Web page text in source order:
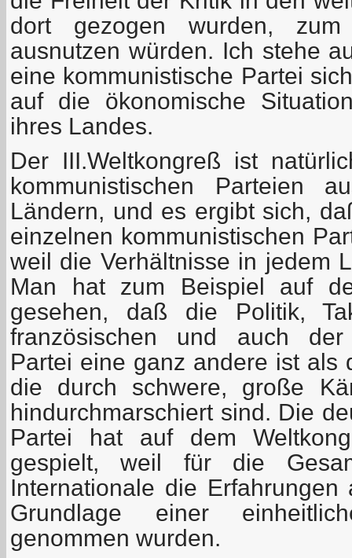
dort gezogen wurden,
ausnutzen würden. Ich stehe
eine kommunistische Partei
auf die ökonomische
ihres Landes.
Der III.Weltkongreß ist
kommunistischen Parteien
Ländern, und es ergibt sich,
einzelnen kommunistischen
weil die Verhältnisse in jedem
Man hat zum Beispiel auf
gesehen, daß die Politik,
französischen und auch der
Partei eine ganz andere ist als
die durch schwere, große
hindurchmarschiert sind. Die
Partei hat auf dem
gespielt, weil für die
Internationale die
Grundlage einer
genommen wurden.